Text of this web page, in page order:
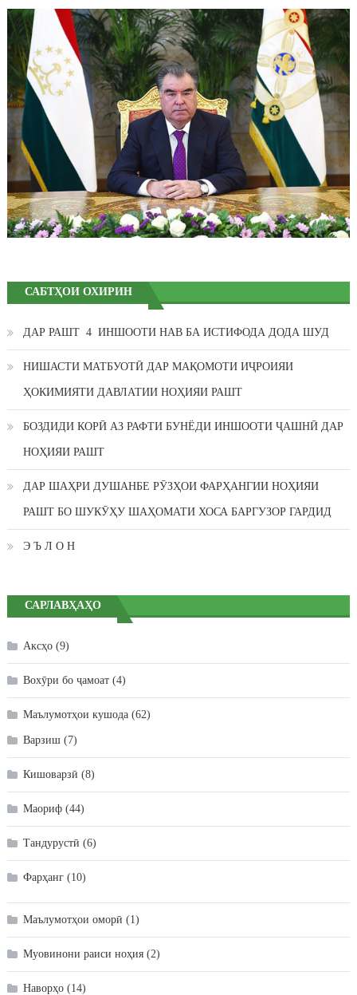
САБТҲОИ ОХИРИН
ДАР РАШТ 4 ИНШООТИ НАВ БА ИСТИФОДА ДОДА ШУД
НИШАСТИ МАТБУОТӢ ДАР МАҚОМОТИ ИҶРОИЯИ
ҲОКИМИЯТИ ДАВЛАТИИ НОҲИЯИ РАШТ
БОЗДИДИ КОРӢ АЗ РАФТИ БУНЁДИ ИНШООТИ ҶАШНӢ ДАР
НОҲИЯИ РАШТ
ДАР ШАҲРИ ДУШАНБЕ РӮЗҲОИ ФАРҲАНГИИ НОҲИЯИ
РАШТ БО ШУКӮҲУ ШАҲОМАТИ ХОСА БАРГУЗОР ГАРДИД
Э Ъ Л О Н
САРЛАВҲАҲО
Аксҳо(9)
Вохӯри бо ҷамоат(4)
Маълумотҳои кушода(62)
Варзиш(7)
Кишоварзӣ (8)
Маориф(44)
Тандурустӣ (6)
Фарҳанг(10)
Маълумотҳои оморӣ (1)
Муовинони раиси ноҳия(2)
Наворҳо(14)